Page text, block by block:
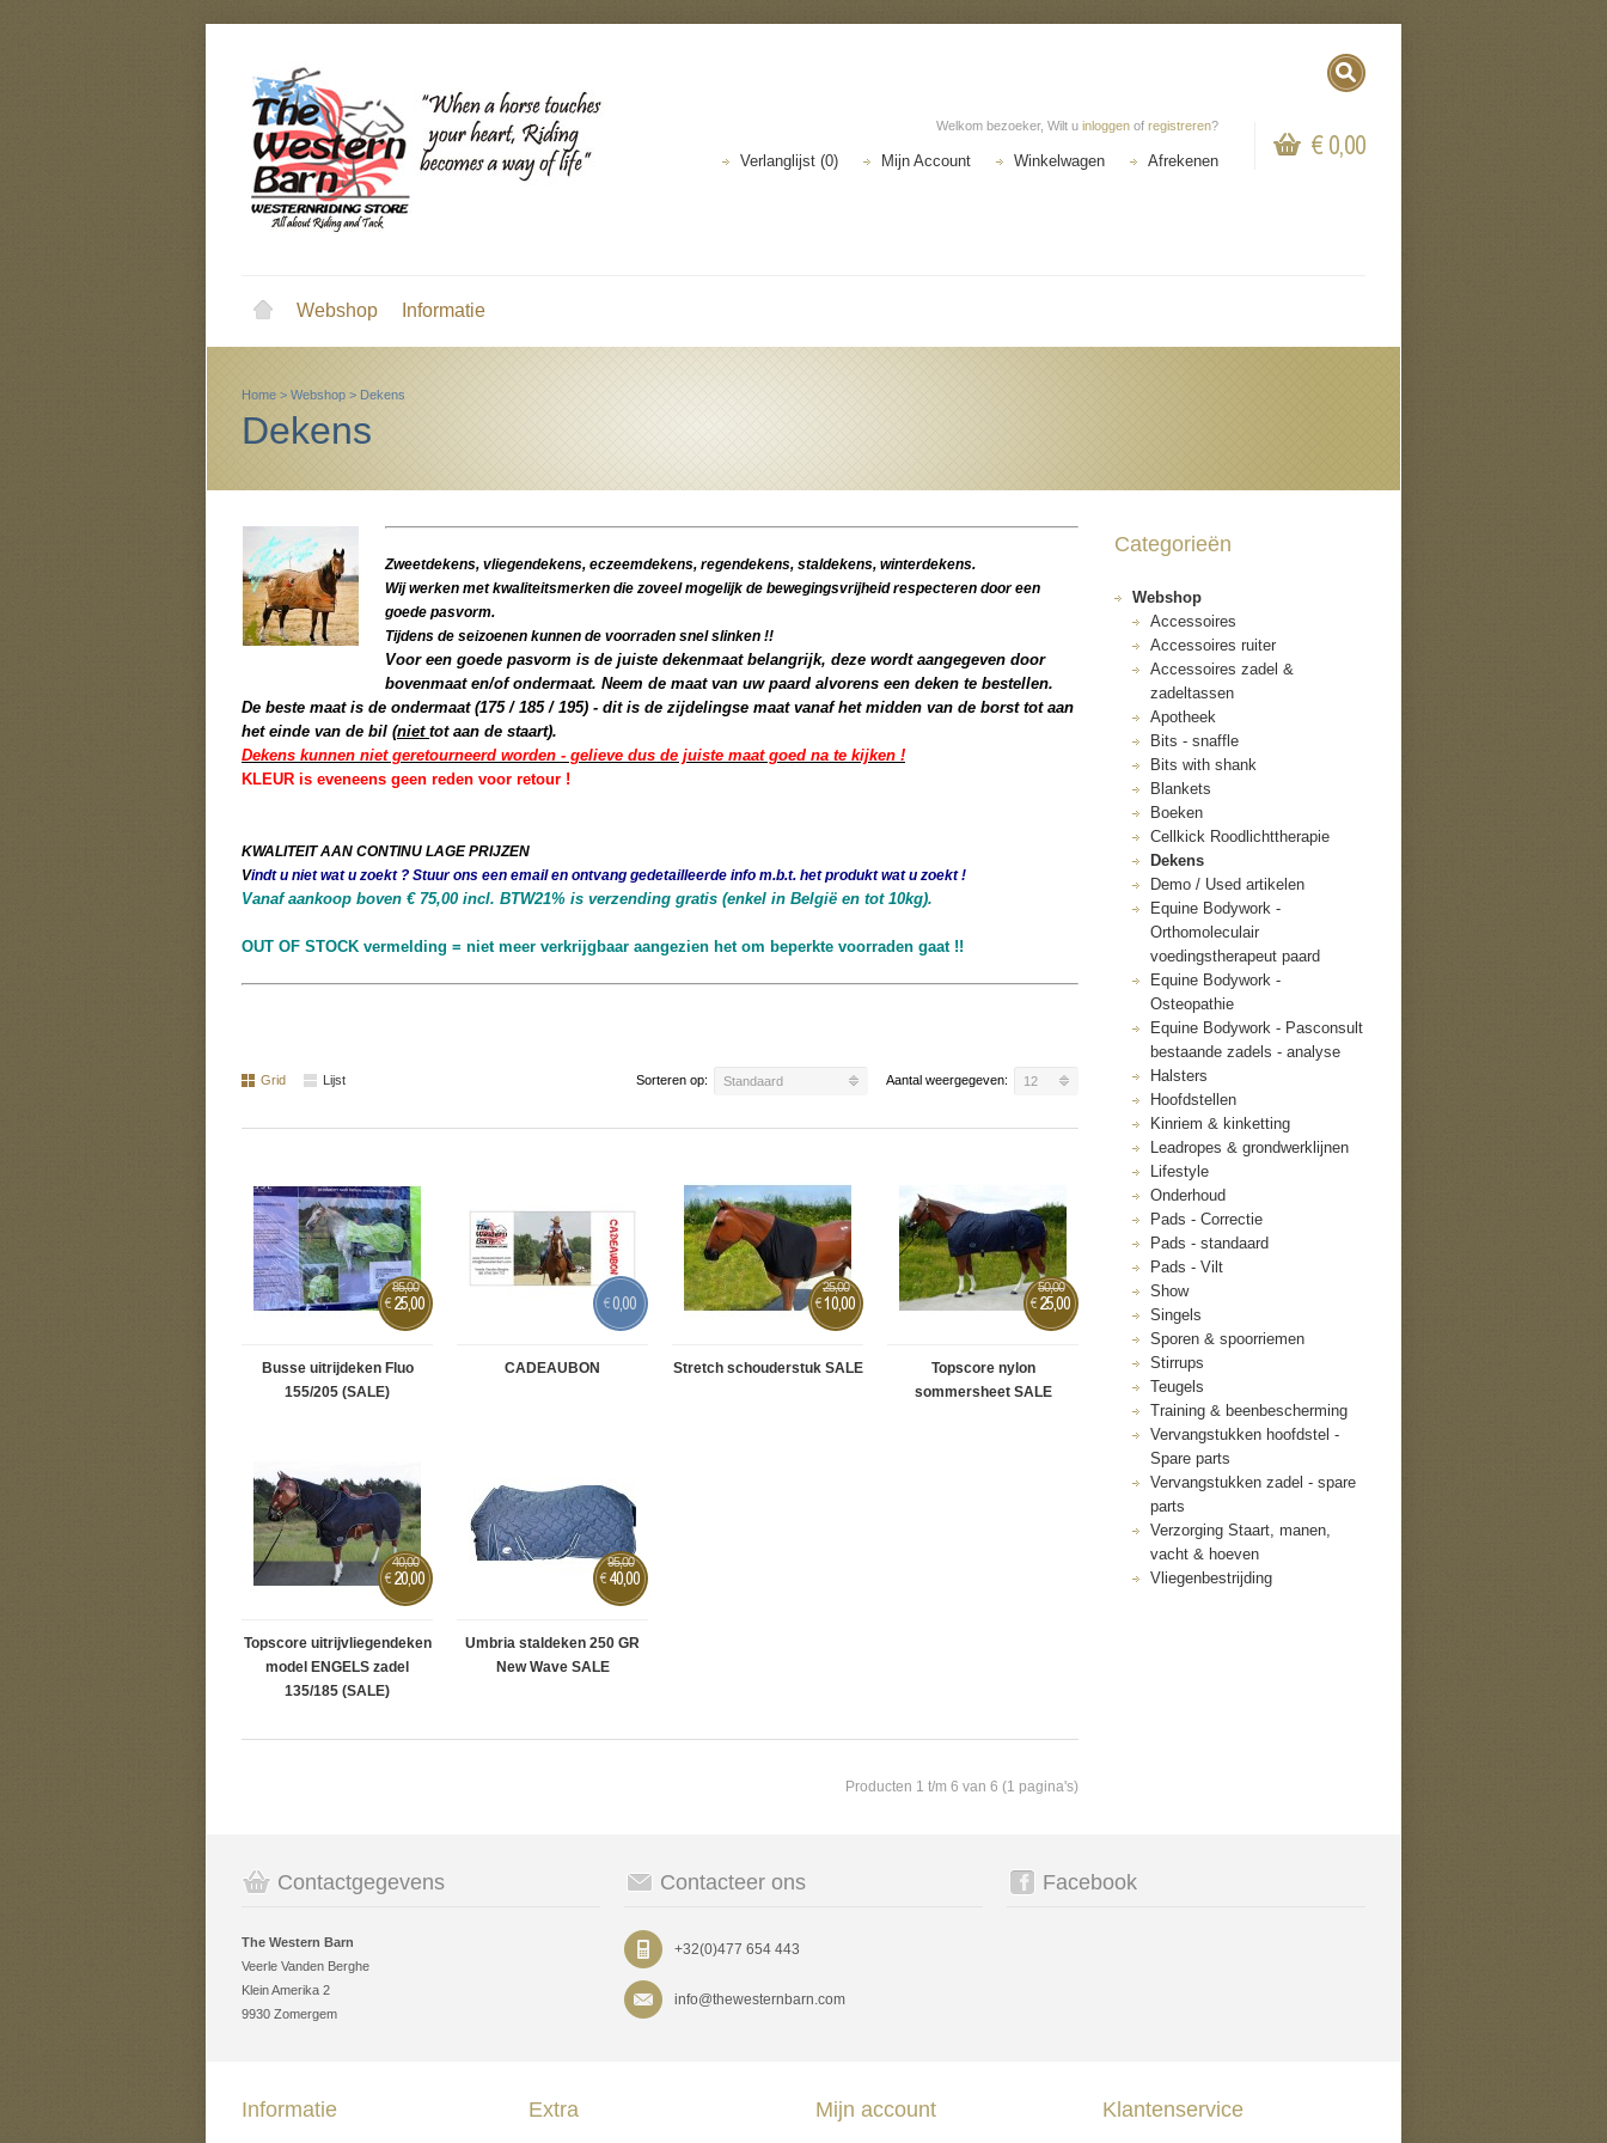
€ 0,00
Welkom bezoeker, Wilt u inloggen of registreren?
Verlanglijst (0) Mijn Account Winkelwagen Afrekenen
Webshop Informatie
Home > Webshop > Dekens
Dekens
Zweetdekens, vliegendekens, eczeemdekens, regendekens, staldekens, winterdekens.
Wij werken met kwaliteitsmerken die zoveel mogelijk de bewegingsvrijheid respecteren door een
goede pasvorm.
Tijdens de seizoenen kunnen de voorraden snel slinken !!
Voor een goede pasvorm is de juiste dekenmaat belangrijk, deze wordt aangegeven door
bovenmaat en/of ondermaat. Neem de maat van uw paard alvorens een deken te bestellen.
De beste maat is de ondermaat (175 / 185 / 195) - dit is de zijdelingse maat vanaf het midden van de borst tot aan
het einde van de bil (niet tot aan de staart).
Dekens kunnen niet geretourneerd worden - gelieve dus de juiste maat goed na te kijken !
KLEUR is eveneens geen reden voor retour !
KWALITEIT AAN CONTINU LAGE PRIJZEN
Vindt u niet wat u zoekt ? Stuur ons een email en ontvang gedetailleerde info m.b.t. het produkt wat u zoekt !
Vanaf aankoop boven € 75,00 incl. BTW21% is verzending gratis (enkel in België en tot 10kg).
OUT OF STOCK vermelding = niet meer verkrijgbaar aangezien het om beperkte voorraden gaat !!
Sorteren op: Standaard Aantal weergegeven: 12
Grid Lijst
Busse uitrijdeken Fluo
155/205 (SALE)
85,00
€25,00
CADEAUBON
€0,00
Stretch schouderstuk SALE
25,00
€10,00
Topscore nylon
sommersheet SALE
50,00
€25,00
Topscore uitrijvliegendeken
model ENGELS zadel
135/185 (SALE)
40,00
€20,00
Umbria staldeken 250 GR
New Wave SALE
95,00
€40,00
Producten 1 t/m 6 van 6 (1 pagina's)
Categorieën
Webshop
Accessoires
Accessoires ruiter
Accessoires zadel &
zadeltassen
Apotheek
Bits - snaffle
Bits with shank
Blankets
Boeken
Cellkick Roodlichttherapie
Dekens
Demo / Used artikelen
Equine Bodywork -
Orthomoleculair
voedingstherapeut paard
Equine Bodywork -
Osteopathie
Equine Bodywork - Pasconsult
bestaande zadels - analyse
Halsters
Hoofdstellen
Kinriem & kinketting
Leadropes & grondwerklijnen
Lifestyle
Onderhoud
Pads - Correctie
Pads - standaard
Pads - Vilt
Show
Singels
Sporen & spoorriemen
Stirrups
Teugels
Training & beenbescherming
Vervangstukken hoofdstel -
Spare parts
Vervangstukken zadel - spare
parts
Verzorging Staart, manen,
vacht & hoeven
Vliegenbestrijding
Contactgegevens
The Western Barn
Veerle Vanden Berghe
Klein Amerika 2
9930 Zomergem
Contacteer ons
+32(0)477 654 443
info@thewesternbarn.com
Facebook
Informatie Extra Mijn account Klantenservice